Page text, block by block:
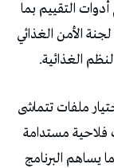
التقييم بما
الأمن الغذائي
الغذائية.
ملفات تتماشى
فلاحية مستدامة
يساهم البرنامج